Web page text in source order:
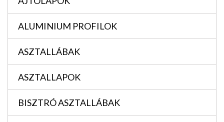
ALUMINIUM PROFILOK
ASZTALLÁBAK
ASZTALLAPOK
BISZTRÓ ASZTALLÁBAK